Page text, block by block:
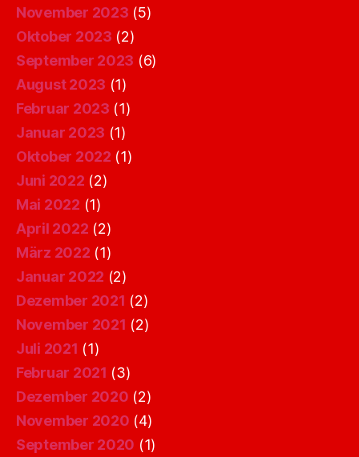
November 2023 (5)
Oktober 2023 (2)
September 2023 (6)
August 2023 (1)
Februar 2023 (1)
Januar 2023 (1)
Oktober 2022 (1)
Juni 2022 (2)
Mai 2022 (1)
April 2022 (2)
März 2022 (1)
Januar 2022 (2)
Dezember 2021 (2)
November 2021 (2)
Juli 2021 (1)
Februar 2021 (3)
Dezember 2020 (2)
November 2020 (4)
September 2020 (1)